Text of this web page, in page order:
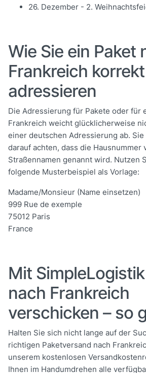
26. Dezember - 2.
Wie Sie ein Paket
Frankreich korrekt
adressieren
Die Adressierung für Pakete oder für
Frankreich weicht glücklicherweise
einer deutschen Adressierung ab.
darauf achten, dass die Hausnummer
Straßennamen genannt wird. Nutzen
folgende Musterbeispiel als Vorlage:
Madame/Monsieur (Name einsetzen)
999 Rue de exemple
75012 Paris
France
Mit
nach Frankreich
verschicken – so
Halten Sie sich nicht lange auf der
richtigen Paketversand nach
unserem kostenlosen
Ihnen im Handumdrehen alle